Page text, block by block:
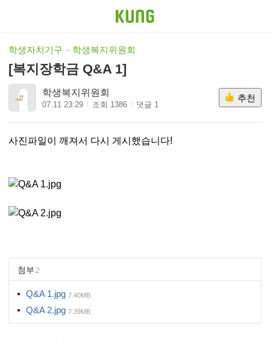
학생자치기구 학생복지위원회
[복지장학금 Q&A 1]
학생복지위원회
07.11 23:29 조회 1386 댓글 1
추천
사진파일이 깨져서 다시 게시했습니다!
첨부 2
Q&A 1.jpg 7.40MB
Q&A 2.jpg 7.39MB